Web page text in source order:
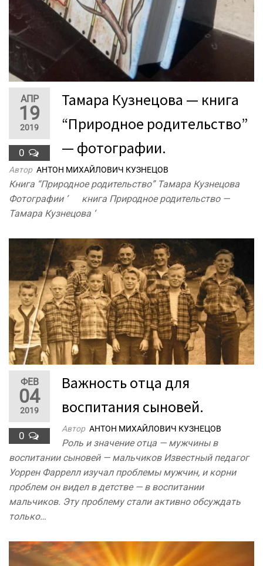
АПР
19
2019
0
Тамара Кузнецова — книга
“Природное родительство”
— фотографии.
Автор АНТОН МИХАЙЛОВИЧ КУЗНЕЦОВ
Книга “Природное родительство” Тамара Кузнецова
Фотографии ‘ книга Природное родительство —
Тамара Кузнецова ‘
ФЕВ
04
2019
0
Важность отца для
воспитания сыновей.
Автор АНТОН МИХАЙЛОВИЧ КУЗНЕЦОВ
Роль и значение отца — мужчины в
воспитании сыновей — мальчиков Известный педагог
Уоррен Фаррелл изучал проблемы мужчин, и корни
проблем он видел в детстве — в воспитании
мальчиков. Эту проблему стали активно обсуждать
только…